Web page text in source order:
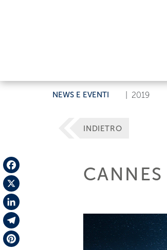
NEWS E EVENTI 2019
Facebook
X
LinkedIn
Telegram
INDIETRO